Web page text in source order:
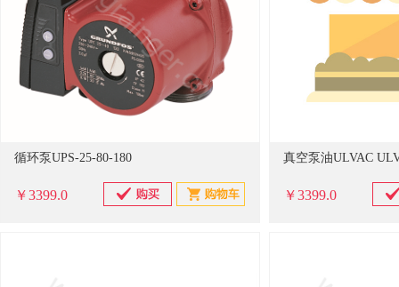
循环泵UPS-25-80-180
￥3399.0
真空泵油ULVAC
￥3399.0